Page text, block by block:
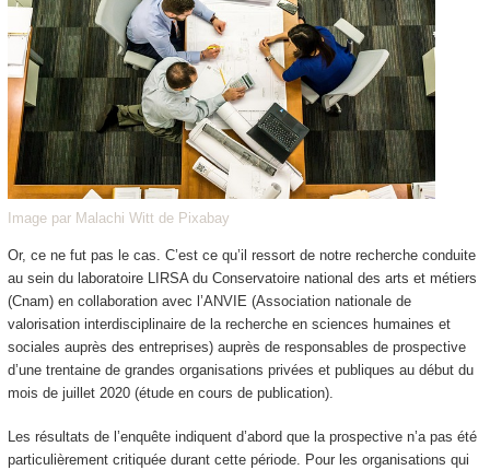
Image par Malachi Witt de Pixabay
Or, ce ne fut pas le cas. C’est ce qu’il ressort de notre recherche conduite
au sein du laboratoire LIRSA du Conservatoire national des arts et métiers
(Cnam) en collaboration avec l’ANVIE (Association nationale de
valorisation interdisciplinaire de la recherche en sciences humaines et
sociales auprès des entreprises) auprès de responsables de prospective
d’une trentaine de grandes organisations privées et publiques au début du
mois de juillet 2020 (étude en cours de publication).
Les résultats de l’enquête indiquent d’abord que la prospective n’a pas été
particulièrement critiquée durant cette période. Pour les organisations qui